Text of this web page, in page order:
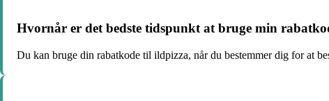
Hvornår er det bedste tidspunkt at bruge min
Du kan bruge din rabatkode til ildpizza, når du bestemmer dig for at